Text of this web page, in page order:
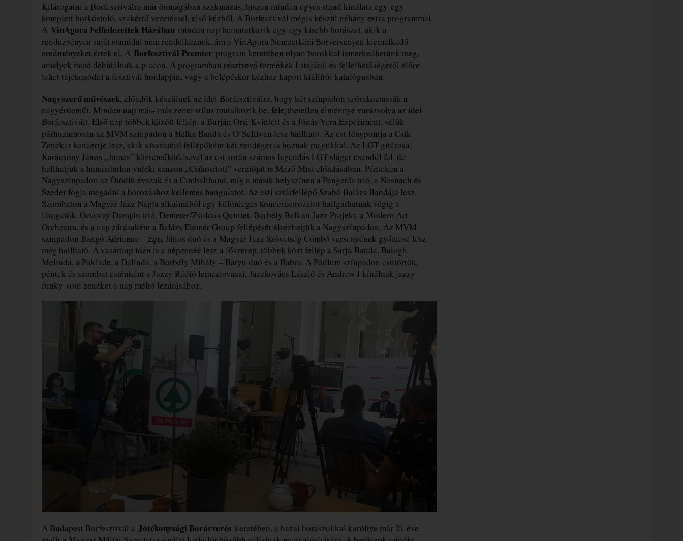
Kilátogatni a Borfesztiválra már önmagában szakmázás, hiszen minden egyes stand kínálata egy-egy
komplett borkóstoló, szakértő vezetéssel, első kézből. A Borfesztivál mégis készül néhány extra programmal.
A VinAgora Felfedezettek Házában minden nap bemutatkozik egy-egy kisebb borászat, akik a
rendezvényen saját standdal nem rendelkeznek, ám a VinAgora Nemzetközi Borversenyen kiemelkedő
eredményeket értek el. A Borfesztivál Premier program keretében olyan borokkal ismerkedhetünk meg,
amelyek most debütálnak a piacon. A programban résztvevő termékek listájáról és fellelhetőségéről előre
lehet tájékozódni a fesztivál honlapján, vagy a belépéskor kézhez kapott kiállítói katalógusban.
Nagyszerű művészek, előadók készülnek az idei Borfesztiválra, hogy két színpadon szórakoztassák a
nagyérdeműt. Minden nap más- más zenei stílus mutatkozik be, felejthetetlen élménnyé varázsolva az idei
Borfesztivált. Első nap többek között fellép, a Burján Orsi Kvintett és a Jónás Vera Experiment, velük
párhuzamosan az MVM színpadon a Helka Banda és O’Sullivan lesz hallható. Az est fénypontja a Csík
Zenekar koncertje lesz, akik visszatérő fellépőként két vendéget is hoznak magukkal. Az LGT gitárosa,
Karácsony János „James” közreműködésével az est során számos legendás LGT sláger csendül fel, de
hallhatjuk a hamisítatlan vidéki sanzon „Csíkosított” verzióját is Mező Misi előadásában. Pénteken a
Nagyszínpadon az Ötödik évszak és a Cimbaliband, míg a másik helyszínen a Pengetős trió, a Nosnach és
Szeder fogja megadni a borozáshoz kellemes hangulatot. Az esti sztárfellépő Szabó Balázs Bandája lesz.
Szombaton a Magyar Jazz Napja alkalmából egy különleges koncertsorozatot hallgathatnak végig a
látogatók. Ocsovay Damján trió, Demeter/Zsoldos Quintet, Borbély Balkan Jazz Projekt, a Modern Art
Orchestra, és a nap zárásaként a Balázs Elemér Group fellépését élvezhetjük a Nagyszínpadon. Az MVM
színpadon Bangó Adrienne – Egri János duó és a Magyar Jazz Szövetség Combó versenyének győztese lesz
még hallható. A vasárnap idén is a népzenéé lesz a főszerep, többek közt fellép a Sarjú Banda, Balogh
Melinda, a Poklade, a Dalinda, a Borbély Mihály – Batyu duó és a Babra. A Pódium színpadon csütörtök,
péntek és szombat esténként a Jazzy Rádió lemezlovasai, Jazzkovács László és Andrew J kínálnak jazzy-
funky-soul zenéket a nap méltó lezárásához.
A Budapest Borfesztivál a Jótékonysági Borárverés keretében, a hazai borászokkal karöltve már 21 éve